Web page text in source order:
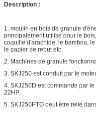
Description :
1. moulin en bois de granule
principalement utilisé pour le
coquille d'arachide, le bambou,
le papier de rebut etc.
2. Machines de granule
3. SKJ250 est conduit par le
4. SKJ250D est commande par
22HP.
5. SKJ250PTO peut être relié